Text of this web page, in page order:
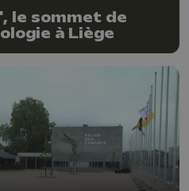
le sommet de
à Liège